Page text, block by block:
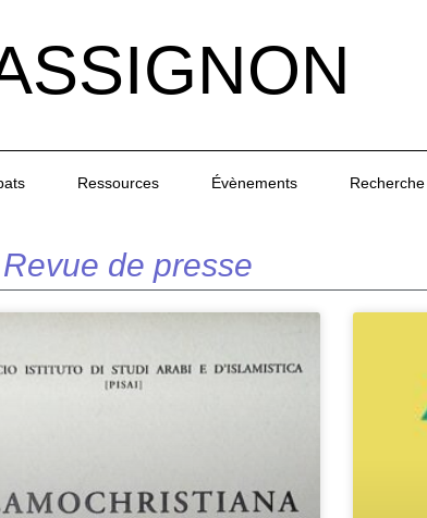
Ressources Évènements Recherche
Revue de presse